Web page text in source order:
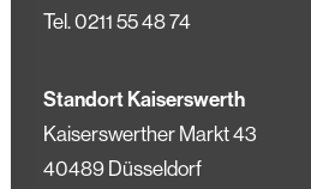
Tel.0211 55 48 74
Standort Kaiserswerth
Kaiserswerther Markt 43
40489 Düsseldorf